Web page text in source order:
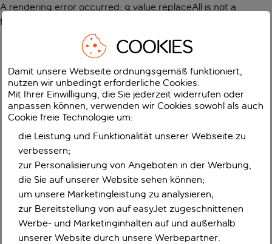
A rendering error occurred: g.value.replaceAll is not a
function
COOKIES
Damit unsere Webseite ordnungsgemäß funktioniert,
nutzen wir unbedingt erforderliche Cookies.
Mit Ihrer Einwilligung, die Sie jederzeit widerrufen oder
anpassen können, verwenden wir Cookies sowohl als auch
Cookie freie Technologie um:
die Leistung und Funktionalität unserer Webseite zu
verbessern;
zur Personalisierung von Angeboten in der Werbung,
die Sie auf unserer Website sehen können;
um unsere Marketingleistung zu analysieren;
zur Bereitstellung von auf easyJet zugeschnittenen
Werbe- und Marketinginhalten auf und außerhalb
unserer Website durch unsere Werbepartner.